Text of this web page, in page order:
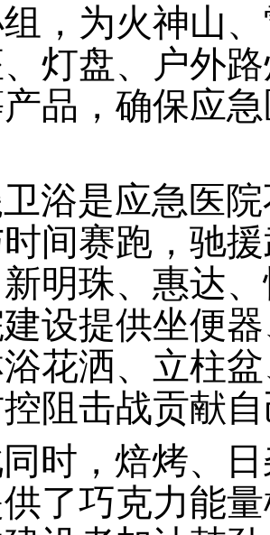
，为火神山
灯盘、户外
品，确保应
浴是应急医
间赛跑，驰
明珠、惠达
设提供坐便
花洒、立柱
阻击战贡献
时，焙烤、
了巧克力能